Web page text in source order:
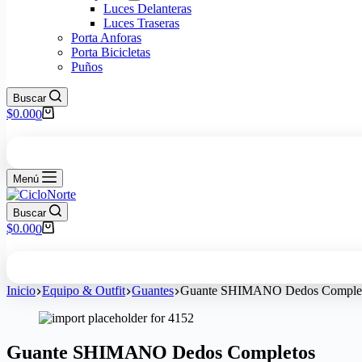
Luces Delanteras
Luces Traseras
Porta Anforas
Porta Bicicletas
Puños
Buscar
$0.000
Menú
Buscar
$0.000
Inicio Equipo & Outfit Guantes Guante SHIMANO Dedos
Guante SHIMANO Dedos Completos